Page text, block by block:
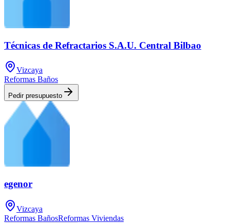
Técnicas de Refractarios S.A.U. Central Bilbao
Vizcaya
Reformas Baños
Pedir presupuesto
egenor
Vizcaya
Reformas BañosReformas Viviendas